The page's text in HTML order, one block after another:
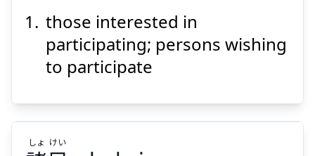
Show answer
Suspend
those interested in
participating; persons wishing
to participate
しょ けい